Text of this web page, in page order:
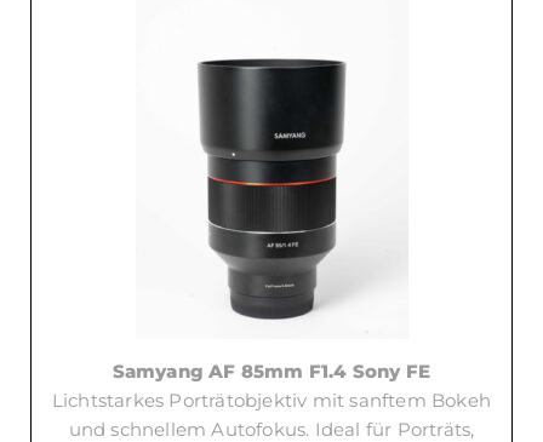
Samyang AF 85mm F1.4 Sony FE
Lichtstarkes Porträtobjektiv mit sanftem Bokeh
und schnellem Autofokus. Ideal für Porträts,